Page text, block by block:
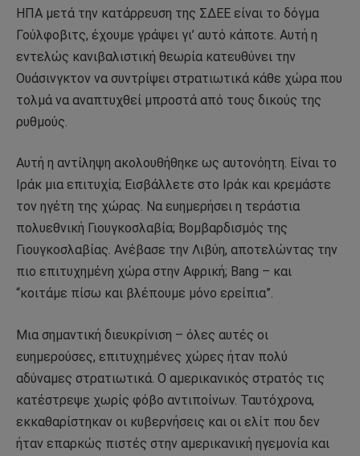
ΗΠΑ μετά την κατάρρευση της ΣΔΕΕ είναι το δόγμα
Γούλφοβιτς, έχουμε γράψει γι’ αυτό κάποτε. Αυτή η
εντελώς κανιβαλιστική θεωρία κατευθύνει την
Ουάσινγκτον να συντρίψει στρατιωτικά κάθε χώρα που
τολμά να αναπτυχθεί μπροστά από τους δικούς της
ρυθμούς.
Αυτή η αντίληψη ακολουθήθηκε ως αυτονόητη. Είναι το
Ιράκ μια επιτυχία; Εισβάλλετε στο Ιράκ και κρεμάστε
τον ηγέτη της χώρας. Να ευημερήσει η τεράστια
πολυεθνική Γιουγκοσλαβία; Βομβαρδισμός της
Γιουγκοσλαβίας. Ανέβασε την Λιβύη, αποτελώντας την
πιο επιτυχημένη χώρα στην Αφρική; Bang – και
“κοιτάμε πίσω και βλέπουμε μόνο ερείπια”.
Μια σημαντική διευκρίνιση – όλες αυτές οι
ευημερούσες, επιτυχημένες χώρες ήταν πολύ
αδύναμες στρατιωτικά. Ο αμερικανικός στρατός τις
κατέστρεψε χωρίς φόβο αντιποίνων. Ταυτόχρονα,
εκκαθαρίστηκαν οι κυβερνήσεις και οι ελίτ που δεν
ήταν επαρκώς πιστές στην αμερικανική ηγεμονία και